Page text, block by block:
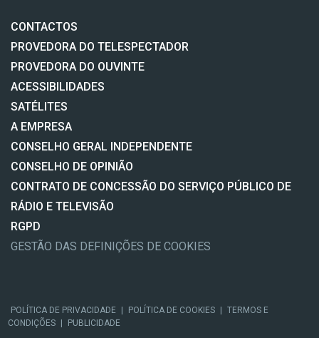
CONTACTOS
PROVEDORA DO TELESPECTADOR
PROVEDORA DO OUVINTE
ACESSIBILIDADES
SATÉLITES
A EMPRESA
CONSELHO GERAL INDEPENDENTE
CONSELHO DE OPINIÃO
CONTRATO DE CONCESSÃO DO SERVIÇO PÚBLICO DE
RÁDIO E TELEVISÃO
RGPD
GESTÃO DAS DEFINIÇÕES DE COOKIES
POLÍTICA DE PRIVACIDADE | POLÍTICA DE COOKIES | TERMOS E
CONDIÇÕES | PUBLICIDADE